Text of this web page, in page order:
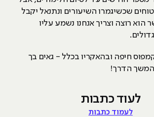
שכשיגמרו השיעורים ונתנאל יקבל
רוצה וצריך אנחנו נשמע עליו
חיפה ובהאקריו בכלל - גאים בך
הדרך!
לעוד כתבות
לעמוד כתבות